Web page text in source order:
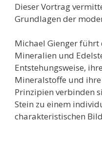
Dieser Vortrag
Grundlagen der
Michael Gienger
Mineralien und
Entstehungsweise,
Mineralstoffe und
Prinzipien verbinden
Stein zu einem
charakteristischen